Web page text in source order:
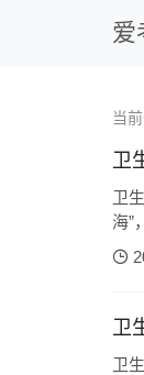
爱
当前
卫
卫
海”
卫
卫